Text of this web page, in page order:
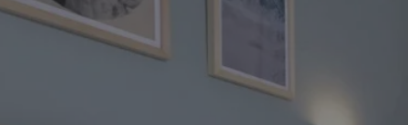
Wo wir sind